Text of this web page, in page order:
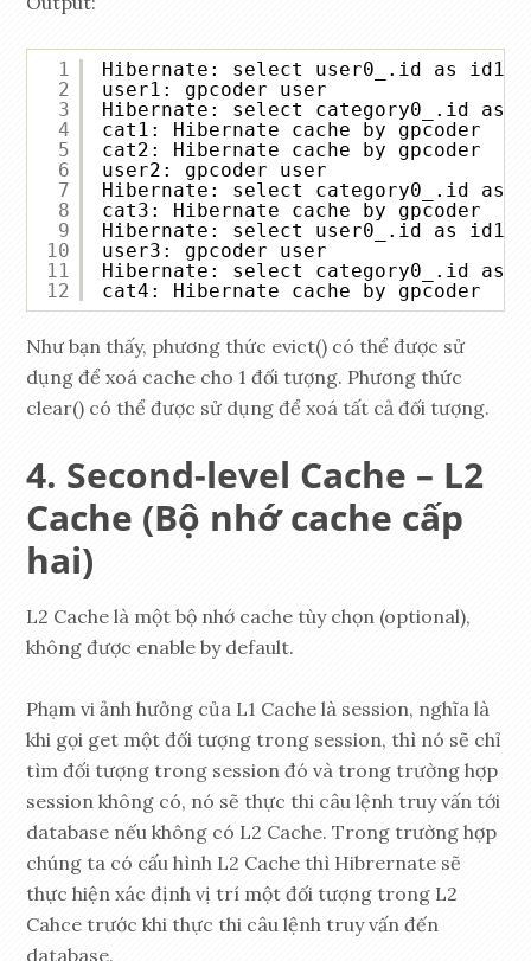
1
2
3
4
5
6
7
8
9
10
11
12
Hibernate: select user0_.id as
user1: gpcoder user
Hibernate: select category0_.id as
cat1: Hibernate cache by gpcoder
cat2: Hibernate cache by gpcoder
user2: gpcoder user
Hibernate: select category0_.id as
cat3: Hibernate cache by gpcoder
Hibernate: select user0_.id as
user3: gpcoder user
Hibernate: select category0_.id as
cat4: Hibernate cache by gpcoder
Như bạn thấy, phương thức evict() có thể được sử
dụng để xoá cache cho 1 đối tượng. Phương thức
clear() có thể được sử dụng để xoá tất cả đối tượng.
Second-level Cache – L2
Cache (Bộ nhớ cache cấp
hai)
L2 Cache là một bộ nhớ cache tùy chọn (optional),
không được enable by default.
Phạm vi ảnh hưởng của L1 Cache là session, nghĩa là
khi gọi get một đối tượng trong session, thì nó sẽ chỉ
tìm đối tượng trong session đó và trong trường hợp
session không có, nó sẽ thực thi câu lệnh truy vấn tới
database nếu không có L2 Cache. Trong trường hợp
chúng ta có cấu hình L2 Cache thì Hibrernate sẽ
thực hiện xác định vị trí một đối tượng trong L2
Cahce trước khi thực thi câu lệnh truy vấn đến
database.